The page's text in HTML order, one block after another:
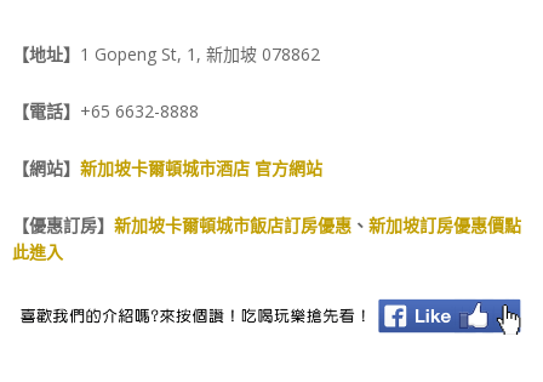
【地址】 1 Gopeng St, 1, 新加坡 078862
【電話】 +65 6632-8888
【網站】 新加坡卡爾頓城市酒店 官方網站
【優惠訂房】 新加坡卡爾頓城市飯店訂房優惠 、 新加坡訂房優惠價點
此進入